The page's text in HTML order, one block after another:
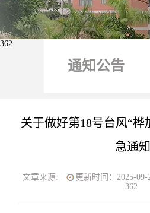
通知公告
362
关于做好第18号台风“桦
急通知
文章来源: 更新时间：2025-09-
362